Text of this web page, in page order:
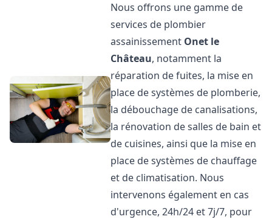
Nous offrons une gamme de
services de plombier
assainissement Onet le
Château, notamment la
réparation de fuites, la mise en
place de systèmes de plomberie,
la débouchage de canalisations,
la rénovation de salles de bain et
de cuisines, ainsi que la mise en
place de systèmes de chauffage
et de climatisation. Nous
intervenons également en cas
d'urgence, 24h/24 et 7j/7, pour